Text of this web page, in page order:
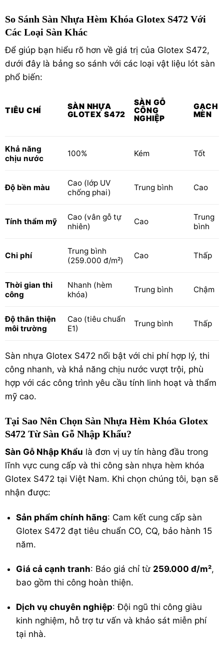
So Sánh Sàn Nhựa Hèm Khóa Glotex S472 Với
Các Loại Sàn Khác
Để giúp bạn hiểu rõ hơn về giá trị của Glotex S472,
dưới đây là bảng so sánh với các loại vật liệu lót sàn
phổ biến:
TIÊU CHÍ
SÀN NHỰA
GLOTEX S472
SÀN GỖ
CÔNG
NGHIỆP
GẠCH
MEN
Khả năng
chịu nước
100% Kém Tốt
Độ bền màu
Cao (lớp UV
chống phai)
Trung bình Cao
Tính thẩm mỹ
Cao (vân gỗ tự
nhiên)
Cao
Trung
bình
Chi phí
Trung bình
(259.000 đ/m²)
Cao Thấp
Thời gian thi
công
Nhanh (hèm
khóa)
Trung bình Chậm
Độ thân thiện
môi trường
Cao (tiêu chuẩn
E1)
Trung bình Thấp
Sàn nhựa Glotex S472 nổi bật với chi phí hợp lý, thi
công nhanh, và khả năng chịu nước vượt trội, phù
hợp với các công trình yêu cầu tính linh hoạt và thẩm
mỹ cao.
Tại Sao Nên Chọn Sàn Nhựa Hèm Khóa Glotex
S472 Từ Sàn Gỗ Nhập Khẩu?
Sàn Gỗ Nhập Khẩu là đơn vị uy tín hàng đầu trong
lĩnh vực cung cấp và thi công sàn nhựa hèm khóa
Glotex S472 tại Việt Nam. Khi chọn chúng tôi, bạn sẽ
nhận được:
Sản phẩm chính hãng: Cam kết cung cấp sàn
Glotex S472 đạt tiêu chuẩn CO, CQ, bảo hành 15
năm.
Giá cả cạnh tranh: Báo giá chỉ từ 259.000 đ/m²,
bao gồm thi công hoàn thiện.
Dịch vụ chuyên nghiệp: Đội ngũ thi công giàu
kinh nghiệm, hỗ trợ tư vấn và khảo sát miễn phí
tại nhà.